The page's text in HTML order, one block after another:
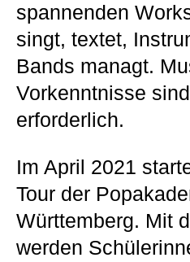
spannenden
singt, textet,
Bands managt.
Vorkenntnisse
erforderlich.
Im April 2021
Tour der
Württemberg. Mit
werden